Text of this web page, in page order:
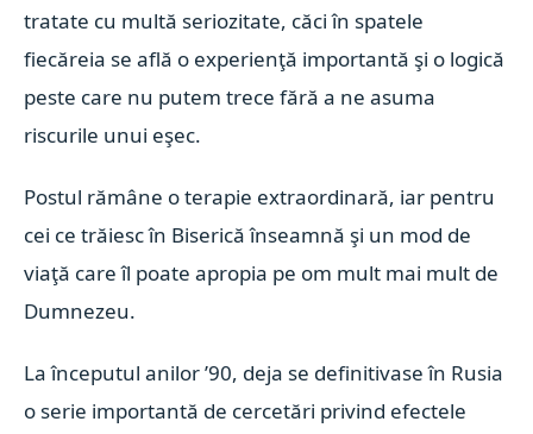
tratate cu multă seriozitate, căci în spatele
fiecăreia se află o experienţă importantă şi o logică
peste care nu putem trece fără a ne asuma
riscurile unui eşec.
Postul rămâne o terapie extraordinară, iar pentru
cei ce trăiesc în Biserică înseamnă şi un mod de
viaţă care îl poate apropia pe om mult mai mult de
Dumnezeu.
La începutul anilor ’90, deja se definitivase în Rusia
o serie importantă de cercetări privind efectele